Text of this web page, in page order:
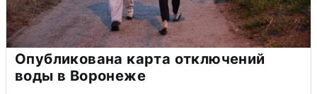
Опубликована карта отключений
воды в Воронеже